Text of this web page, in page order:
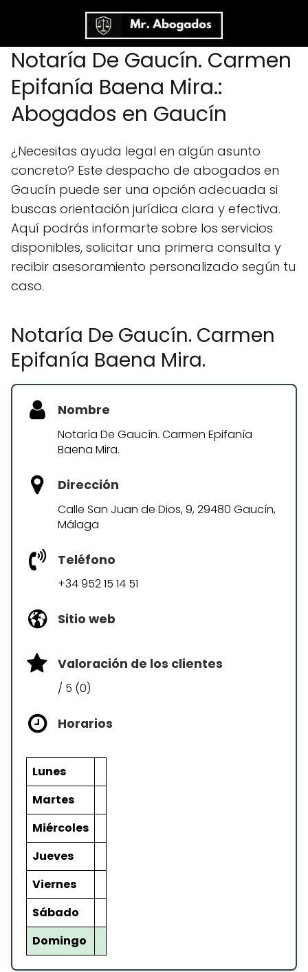
Notaría De Gaucín. Carmen
Epifanía Baena Mira.:
Abogados en Gaucín
¿Necesitas ayuda legal en algún asunto
concreto? Este despacho de abogados en
Gaucín puede ser una opción adecuada si
buscas orientación jurídica clara y efectiva.
Aquí podrás informarte sobre los servicios
disponibles, solicitar una primera consulta y
recibir asesoramiento personalizado según tu
caso.
Notaría De Gaucín. Carmen
Epifanía Baena Mira.
Nombre
Notaría De Gaucín. Carmen Epifanía
Baena Mira.
Dirección
Calle San Juan de Dios, 9, 29480 Gaucín,
Málaga
Teléfono
+34 952 15 14 51
Sitio web
Valoración de los clientes
/ 5 (0)
Horarios
Lunes
Martes
Miércoles
Jueves
Viernes
Sábado
Domingo